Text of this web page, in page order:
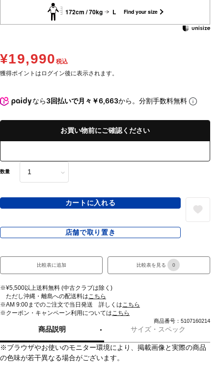
172cm / 70kg L Find your size
¥19,990 税込
獲得ポイントはログイン後に表示されます。
なら3回払いで月々￥6,663から。分割手数料無料
お買い物前にご確認ください
数量
カートに入れる
店舗で取り置き
比較表に追加 比較表を見る 0
※¥5,500以上送料無料 (中古クラブは除く)
ただし沖縄・離島への配送料は こちら
※AM 9:00までのご注文で当日発送 詳しくは こちら
※クーポン・キャンペーン利用については こちら
商品番号：5107160214
商品説明 サイズ・スペック
※ブラウザやお使いのモニター環境により、掲載画像と実際の商品
の色味が若干異なる場合がございます。